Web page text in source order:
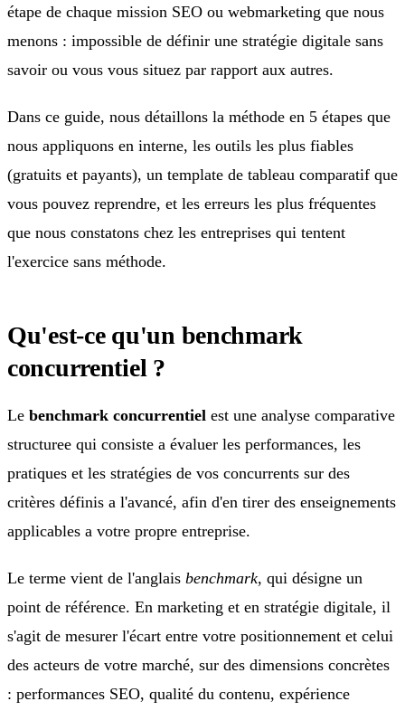
étape de chaque mission SEO ou webmarketing que nous
menons : impossible de définir une stratégie digitale sans
savoir ou vous vous situez par rapport aux autres.
Dans ce guide, nous détaillons la méthode en 5 étapes que
nous appliquons en interne, les outils les plus fiables
(gratuits et payants), un template de tableau comparatif que
vous pouvez reprendre, et les erreurs les plus fréquentes
que nous constatons chez les entreprises qui tentent
l'exercice sans méthode.
Qu'est-ce qu'un benchmark
concurrentiel ?
Le benchmark concurrentiel est une analyse comparative
structuree qui consiste a évaluer les performances, les
pratiques et les stratégies de vos concurrents sur des
critères définis a l'avancé, afin d'en tirer des enseignements
applicables a votre propre entreprise.
Le terme vient de l'anglais benchmark, qui désigne un
point de référence. En marketing et en stratégie digitale, il
s'agit de mesurer l'écart entre votre positionnement et celui
des acteurs de votre marché, sur des dimensions concrètes
: performances SEO, qualité du contenu, expérience